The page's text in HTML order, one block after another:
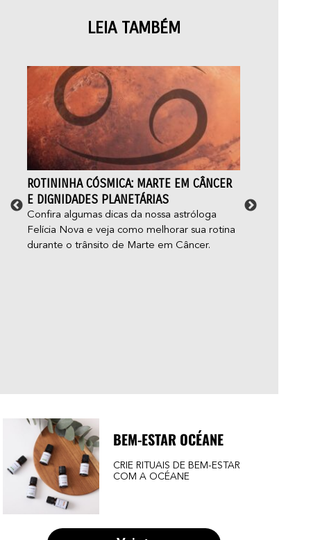
LEIA TAMBÉM
ROTININHA CÓSMICA: MARTE EM CÂNCER
E DIGNIDADES PLANETÁRIAS
Confira algumas dicas da nossa astróloga
Felícia Nova e veja como melhorar sua rotina
durante o trânsito de Marte em Câncer.
BEM-ESTAR OCÉANE
CRIE RITUAIS DE BEM-ESTAR
COM A OCÉANE